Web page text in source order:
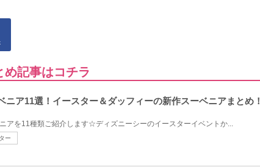
め記事はコチラ
ニア11選！イースター＆ダッフィーの新作スーベニアまとめ！
アを11種類ご紹介します☆ディズニーシーのイースターイベントか...
ー